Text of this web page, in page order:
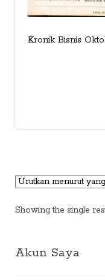
Kronik Bisnis
Showing the single
Akun Saya